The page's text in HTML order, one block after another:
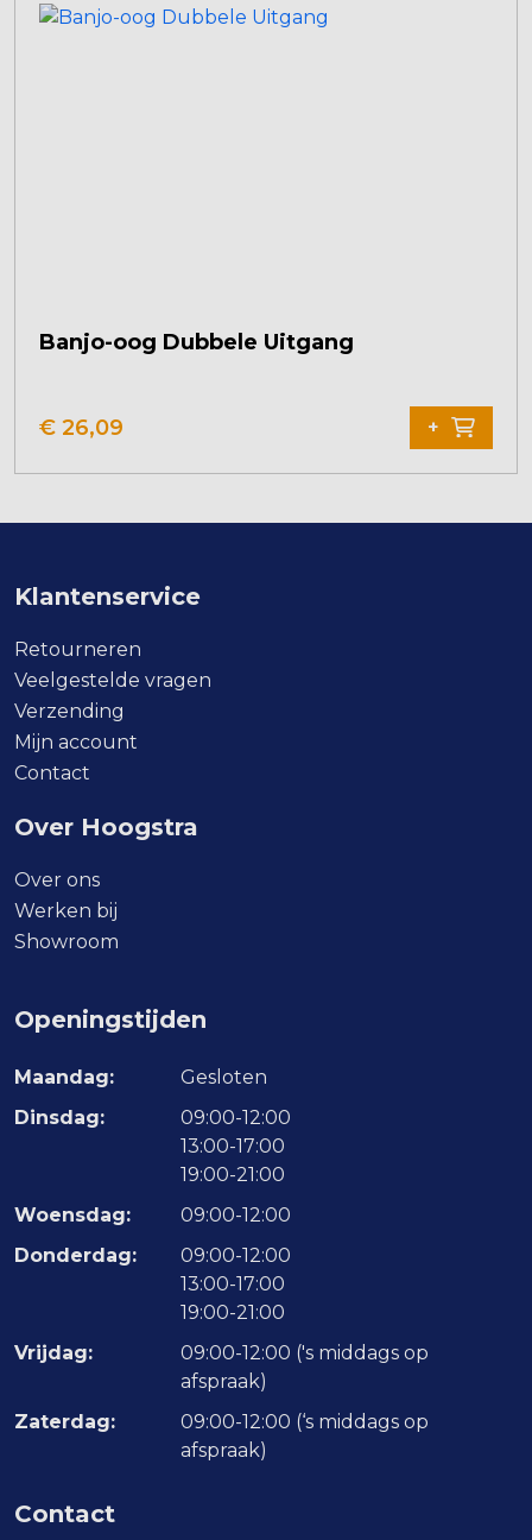
Banjo-oog Dubbele Uitgang
€ 26,09 +
Klantenservice
Retourneren
Veelgestelde vragen
Verzending
Mijn account
Contact
Over Hoogstra
Over ons
Werken bij
Showroom
Openingstijden
Maandag:
Gesloten
Dinsdag:
09:00-12:00
13:00-17:00
19:00-21:00
Woensdag:
09:00-12:00
Donderdag:
09:00-12:00
13:00-17:00
19:00-21:00
Vrijdag:
09:00-12:00 ('s middags op
afspraak)
Zaterdag:
09:00-12:00 (‘s middags op
afspraak)
Contact